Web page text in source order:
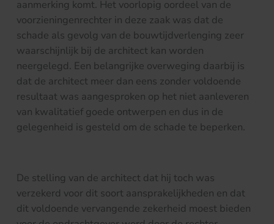
aanmerking komt. Het voorlopig oordeel van de
voorzieningenrechter in deze zaak was dat de
schade als gevolg van de bouwtijdverlenging zeer
waarschijnlijk bij de architect kan worden
neergelegd. Een belangrijke overweging daarbij is
dat de architect meer dan eens zonder voldoende
resultaat was aangesproken op het niet aanleveren
van kwalitatief goede ontwerpen en dus in de
gelegenheid is gesteld om de schade te beperken.
De stelling van de architect dat hij toch was
verzekerd voor dit soort aansprakelijkheden en dat
dit voldoende vervangende zekerheid moest bieden